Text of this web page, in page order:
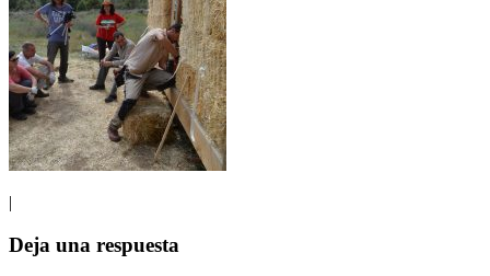
|
Interacciones
Deja una respuesta